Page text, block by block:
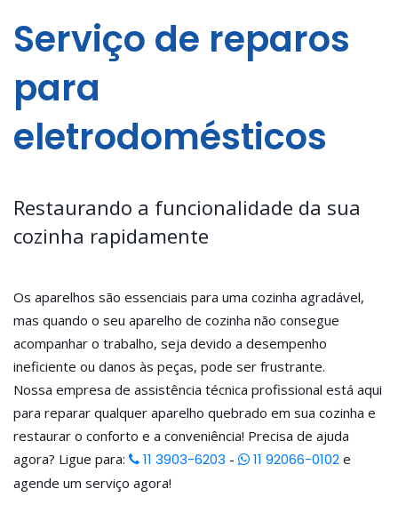
Serviço de reparos
para
eletrodomésticos
Restaurando a funcionalidade da sua
cozinha rapidamente
Os aparelhos são essenciais para uma cozinha agradável,
mas quando o seu aparelho de cozinha não consegue
acompanhar o trabalho, seja devido a desempenho
ineficiente ou danos às peças, pode ser frustrante.
Nossa empresa de assistência técnica profissional está aqui
para reparar qualquer aparelho quebrado em sua cozinha e
restaurar o conforto e a conveniência! Precisa de ajuda
agora? Ligue para:
11 3903-6203 - 11 92066-0102 e
agende um serviço agora!